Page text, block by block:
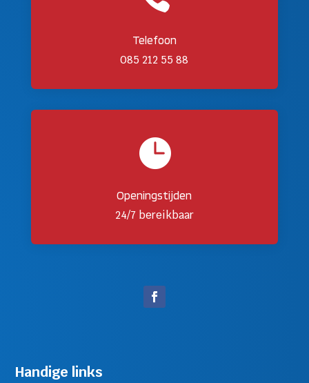
Telefoon
085 212 55 88

Openingstijden
24/7 bereikbaar
Handige links